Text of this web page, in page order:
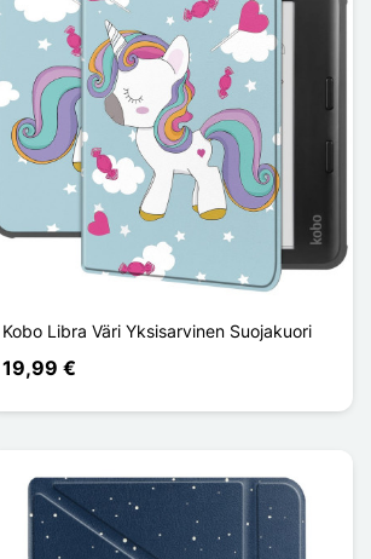
Kobo Libra Väri Yksisarvinen Suojakuori
19,99 €